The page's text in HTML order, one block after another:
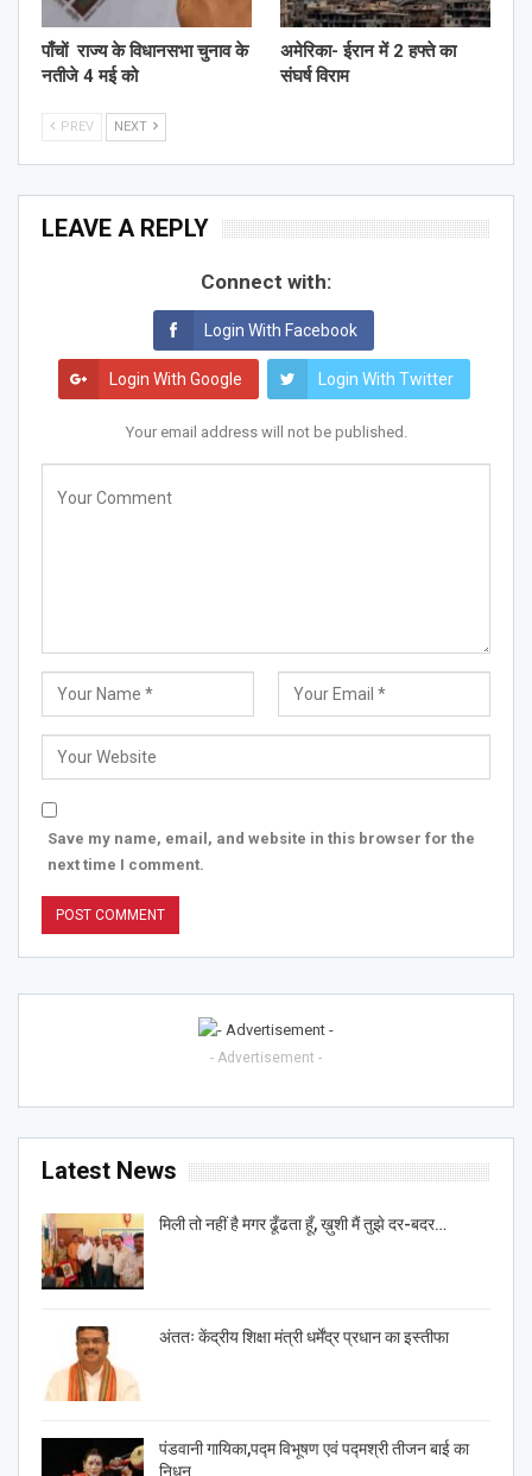
पाँचों राज्य के विधानसभा चुनाव के
नतीजे 4 मई को
अमेरिका- ईरान में 2 हफ्ते का
संघर्ष विराम
PREV NEXT
LEAVE A REPLY
Connect with:
Login With Facebook
Login With Google Login With Twitter
Your email address will not be published.
Save my name, email, and website in this browser for the
next time I comment.
- Advertisement -
Latest News
मिली तो नहीं है मगर ढूँढता हूँ, ख़ुशी मैं तुझे दर-बदर…
अंततः केंद्रीय शिक्षा मंत्री धर्मेंद्र प्रधान का इस्तीफा
पंडवानी गायिका,पद्म विभूषण एवं पद्मश्री तीजन बाई का
निधन